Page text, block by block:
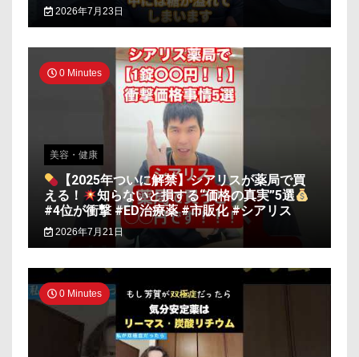
2026年7月23日
0 Minutes
美容・健康
【2025年ついに解禁】シアリスが薬局で買
える！
知らないと損する“価格の真実”5選
#4位が衝撃 #ED治療薬 #市販化 #シアリス
2026年7月21日
0 Minutes